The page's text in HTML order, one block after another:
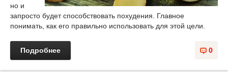
но и
запросто будет способствовать похудения. Главное
понимать, как его правильно использовать для этой цели.
0
Подробнее